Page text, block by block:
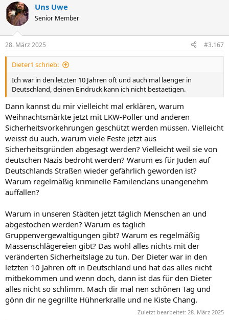
Uns Uwe
Senior Member
28. März 2025 #3.167
Dieter1 schrieb:
Ich war in den letzten 10 Jahren oft und auch mal laenger in
Deutschland, deinen Eindruck kann ich nicht bestaetigen.
Dann kannst du mir vielleicht mal erklären, warum
Weihnachtsmärkte jetzt mit LKW-Poller und anderen
Sicherheitsvorkehrungen geschützt werden müssen. Vielleicht
weisst du auch, warum viele Feste jetzt aus
Sicherheitsgründen abgesagt werden? Vielleicht weil sie von
deutschen Nazis bedroht werden? Warum es für Juden auf
Deutschlands Straßen wieder gefährlich geworden ist?
Warum regelmäßig kriminelle Familenclans unangenehm
auffallen?
Warum in unseren Städten jetzt täglich Menschen an und
abgestochen werden? Warum es täglich
Gruppenvergewaltigungen gibt? Warum es regelmäßig
Massenschlägereien gibt? Das wohl alles nichts mit der
veränderten Sicherheitslage zu tun. Der Dieter war in den
letzten 10 Jahren oft in Deutschland und hat das alles nicht
mitbekommen und wenn doch, dann ist das für den Dieter
alles nicht so schlimm. Mach dir mal nen schönen Tag und
gönn dir ne gegrillte Hühnerkralle und ne Kiste Chang.
Zuletzt bearbeitet: 28. März 2025